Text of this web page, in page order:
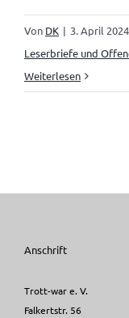
Von DK | 3. April 2024
Leserbriefe und
Weiterlesen
Anschrift
Trott-war e. V.
Falkertstr. 56